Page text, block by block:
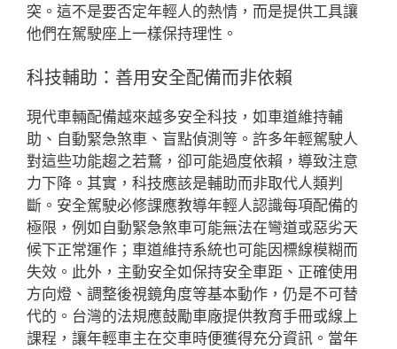
突。這不是要否定年輕人的熱情，而是提供工具讓
他們在駕駛座上一樣保持理性。
科技輔助：善用安全配備而非依賴
現代車輛配備越來越多安全科技，如車道維持輔
助、自動緊急煞車、盲點偵測等。許多年輕駕駛人
對這些功能趨之若鶩，卻可能過度依賴，導致注意
力下降。其實，科技應該是輔助而非取代人類判
斷。安全駕駛必修課應教導年輕人認識每項配備的
極限，例如自動緊急煞車可能無法在彎道或惡劣天
候下正常運作；車道維持系統也可能因標線模糊而
失效。此外，主動安全如保持安全車距、正確使用
方向燈、調整後視鏡角度等基本動作，仍是不可替
代的。台灣的法規應鼓勵車廠提供教育手冊或線上
課程，讓年輕車主在交車時便獲得充分資訊。當年